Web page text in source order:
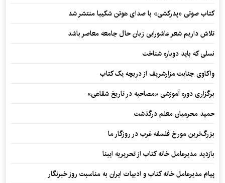
کتاب صوتی «پدرکشی» با صدای هوتن شکیبا منتشر شد
تلاش داریم شعر عاشورایی زبان حال جامعه معاصر باشد
نسلی که باید دوباره شناخت
واکاوی جنایت مزارشریف از دریچه یک کتاب
برگزاری دوره آموزشی «مصاحبه در تاریخ شفاهی»
حمید محرمیان معلم درگذشت
بزرگ‌ترین مورخ فلسفه غرب در روزگار ما
بازدید مدیرعامل خانه کتاب از تحریریه ایبنا
پیام مدیرعامل خانه کتاب و ادبیات ایران به مناسبت روز خبرنگار